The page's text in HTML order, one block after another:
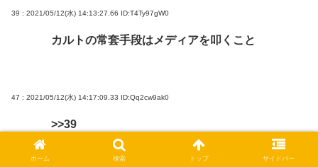
39 : 2021/05/12(水) 14:13:27.66 ID:T4Ty97gW0
カルトの常套手段はメディアを叩くこと
47 : 2021/05/12(水) 14:17:09.33 ID:Qq2cw9ak0
>>39
補足するとメディアを叩くことが目的ではなく
マスメディア=大多数の社会の常識
ホーム 検索 トップ サイドバー